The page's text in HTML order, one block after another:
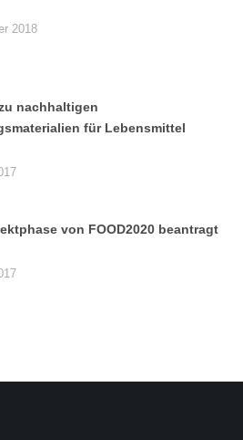
2018
nachhaltigen
für Lebensmittel
von FOOD2020 beantragt